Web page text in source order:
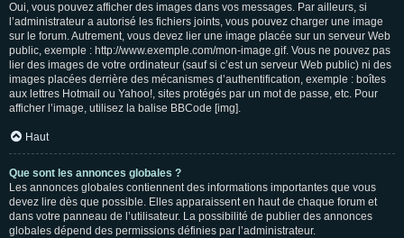
Oui, vous pouvez afficher des images dans vos messages. Par ailleurs, si
l’administrateur a autorisé les fichiers joints, vous pouvez charger une image
sur le forum. Autrement, vous devez lier une image placée sur un serveur Web
public, exemple : http://www.exemple.com/mon-image.gif. Vous ne pouvez pas
lier des images de votre ordinateur (sauf si c’est un serveur Web public) ni des
images placées derrière des mécanismes d’authentification, exemple : boîtes
aux lettres Hotmail ou Yahoo!, sites protégés par un mot de passe, etc. Pour
afficher l’image, utilisez la balise BBCode [img].
Haut
Que sont les annonces globales ?
Les annonces globales contiennent des informations importantes que vous
devez lire dès que possible. Elles apparaissent en haut de chaque forum et
dans votre panneau de l’utilisateur. La possibilité de publier des annonces
globales dépend des permissions définies par l’administrateur.